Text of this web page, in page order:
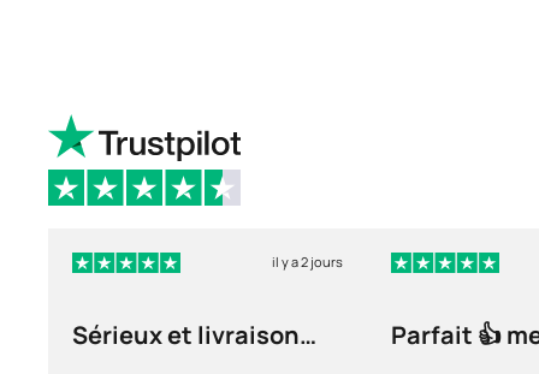
il y a 2 jours
Sérieux et livraison
Parfait 👍